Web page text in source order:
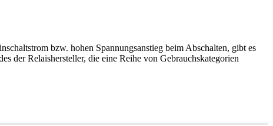
bzw. hohen Spannungsanstieg beim Abschalten, gibt es
der Relaishersteller, die eine Reihe von Gebrauchskategorien